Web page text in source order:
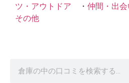
ツ・アウトドア ・ 仲間・出会
その他